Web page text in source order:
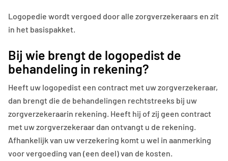
Logopedie wordt vergoed door alle zorgverzekeraars en zit
in het basispakket.
Bij wie brengt de logopedist de
behandeling in rekening?
Heeft uw logopedist een contract met uw zorgverzekeraar,
dan brengt die de behandelingen rechtstreeks bij uw
zorgverzekeraarin rekening. Heeft hij of zij geen contract
met uw zorgverzekeraar dan ontvangt u de rekening.
Afhankelijk van uw verzekering komt u wel in aanmerking
voor vergoeding van (een deel) van de kosten.